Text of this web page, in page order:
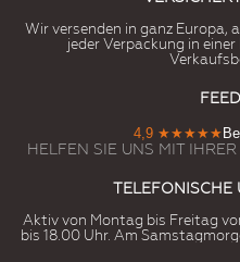
Wir versenden in ganz Europa,
jeder Verpackung in
4,9 ★★★★★
HELFEN SIE UNS MIT
TELEFONISCHE
Aktiv von Montag bis Freitag
bis 18.00 Uhr. Am